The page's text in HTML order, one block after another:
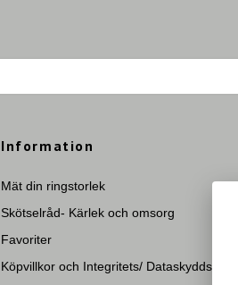
Information
Mät din ringstorlek
Skötselråd- Kärlek och omsorg
Favoriter
Köpvillkor och Integritets/ Dataskyddspolicy